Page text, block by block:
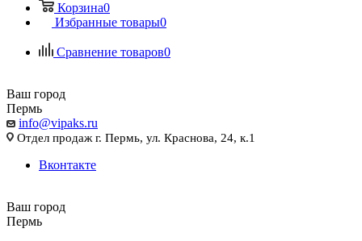
Корзина0
Избранные товары0
Сравнение товаров0
Ваш город
Пермь
info@vipaks.ru
Отдел продаж г. Пермь, ул. Краснова, 24, к.1
Вконтакте
Ваш город
Пермь